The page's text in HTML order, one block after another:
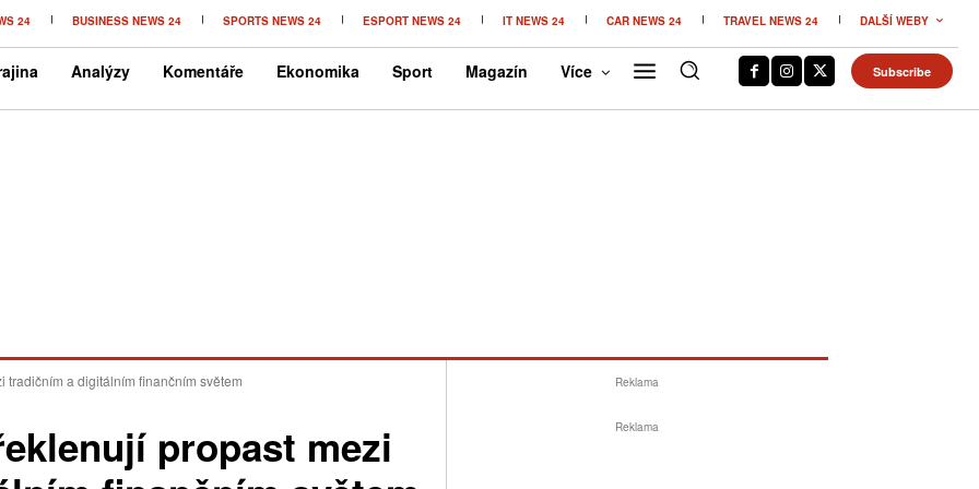
24 BUSINESS NEWS 24 SPORTS NEWS 24 ESPORT NEWS 24 IT NEWS 24 CAR NEWS 24 TRAVEL NEWS 24 DALŠÍ WEBY
Analýzy Komentáře Ekonomika Sport Magazín Více Subscribe
a digitálním finančním světem
propast mezi
Reklama
Reklama